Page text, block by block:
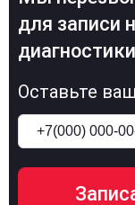
для записи
диагностики
Оставьте